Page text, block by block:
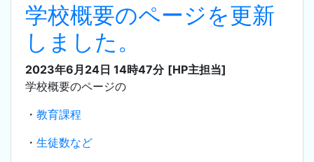
学校概要のページを更新
しました。
2023年6月24日 14時47分 [HP主担当]
学校概要のページの
・ 教育課程
・ 生徒数など